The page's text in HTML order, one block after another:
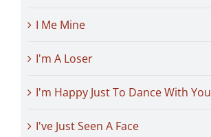
I Me Mine
I'm A Loser
I'm Happy Just To Dance With You
I've Just Seen A Face